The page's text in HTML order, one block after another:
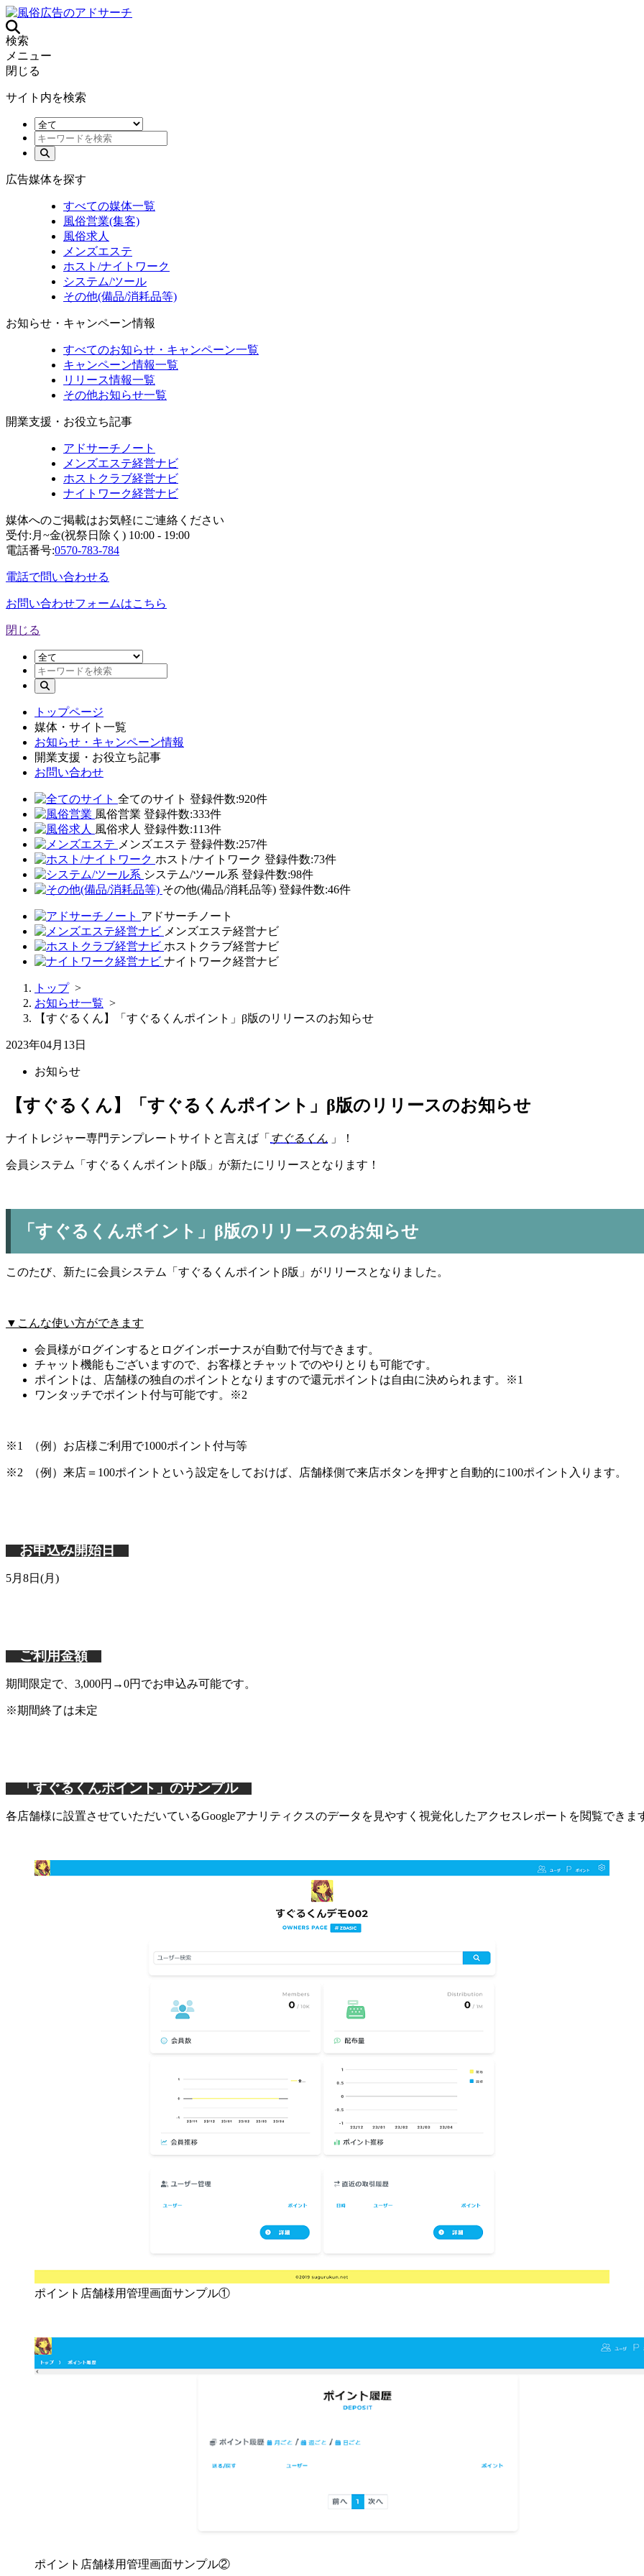
検索
メニュー
閉じる
サイト内を検索
広告媒体を探す
すべての媒体一覧
風俗営業(集客)
風俗求人
メンズエステ
ホスト/ナイトワーク
システム/ツール
その他(備品/消耗品等)
お知らせ・キャンペーン情報
すべてのお知らせ・キャンペーン一覧
キャンペーン情報一覧
リリース情報一覧
その他お知らせ一覧
開業支援・お役立ち記事
アドサーチノート
メンズエステ経営ナビ
ホストクラブ経営ナビ
ナイトワーク経営ナビ
媒体へのご掲載はお気軽にご連絡ください
受付:月~金(祝祭日除く) 10:00 - 19:00
電話番号:0570-783-784
電話で問い合わせる
お問い合わせフォームはこちら
閉じる
トップページ
媒体・サイト一覧
お知らせ・キャンペーン情報
開業支援・お役立ち記事
お問い合わせ
全てのサイト 登録件数:920件
風俗営業 登録件数:333件
風俗求人 登録件数:113件
メンズエステ 登録件数:257件
ホスト/ナイトワーク 登録件数:73件
システム/ツール系 登録件数:98件
その他(備品/消耗品等) 登録件数:46件
アドサーチノート
メンズエステ経営ナビ
ホストクラブ経営ナビ
ナイトワーク経営ナビ
トップ >
お知らせ一覧 >
【すぐるくん】「すぐるくんポイント」β版のリリースのお知らせ
2023年04月13日
お知らせ
【すぐるくん】「すぐるくんポイント」β版のリリースのお知らせ
ナイトレジャー専門テンプレートサイトと言えば「 すぐるくん 」！
会員システム「すぐるくんポイントβ版」が新たにリリースとなります！
「 すぐるくんポイント」β版のリリースのお知らせ
このたび、新たに会員システム「 すぐるくんポイントβ版」がリリースとなりました。
▼こんな使い方ができます
会員様がログインするとログインボーナスが自動で付与できます。
チャット機能もございますので、お客様とチャットでのやりとりも可能です。
ポイントは、店舗様の独自のポイントとなりますので還元ポイントは自由に決められます。※1
ワンタッチでポイント付与可能です。※2
※1 （例）お店様ご利用で1000ポイント付与等
※2 （例）来店＝100ポイントという設定をしておけば、店舗様側で来店ボタンを押すと自動的に100ポイント入ります。
お申込み開始日
5月8日(月)
ご利用金額
期間限定で、3,000円→0円でお申込み可能です。
※期間終了は未定
「すぐるくんポイント」のサンプル
各店舗様に設置させていただいているGoogleアナリティクスのデータを見やすく視覚化したアクセスレポートを閲覧できま
ポイント店舗様用管理画面サンプル①
ポイント店舗様用管理画面サンプル②